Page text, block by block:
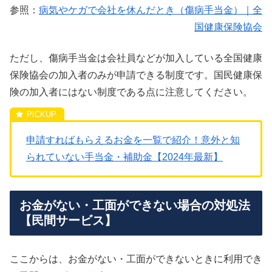
参照： 病気やケガで会社を休んだとき（傷病手当金）｜全
国健康保険協会
ただし、傷病手当金は会社員などが加入している全国健康
保険協会の加入者のみが申請できる制度です。国民健康保
険の加入者にはない制度である点に注意してください。
申請すればもらえるお金を一覧で紹介！意外と知
られていない手当金・補助金【2024年最新】
お金がない・工面ができない場合の対処法
【民間サービス】
ここからは、お金がない・工面ができないときに利用でき